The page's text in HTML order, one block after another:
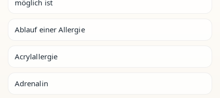
möglich ist
Ablauf einer Allergie
Acrylallergie
Adrenalin